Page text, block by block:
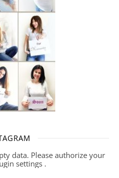
data. Please authorize your
settings .